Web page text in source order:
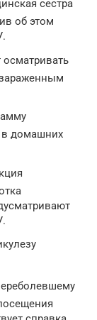
сестра
об этом
осматривать
в домашних